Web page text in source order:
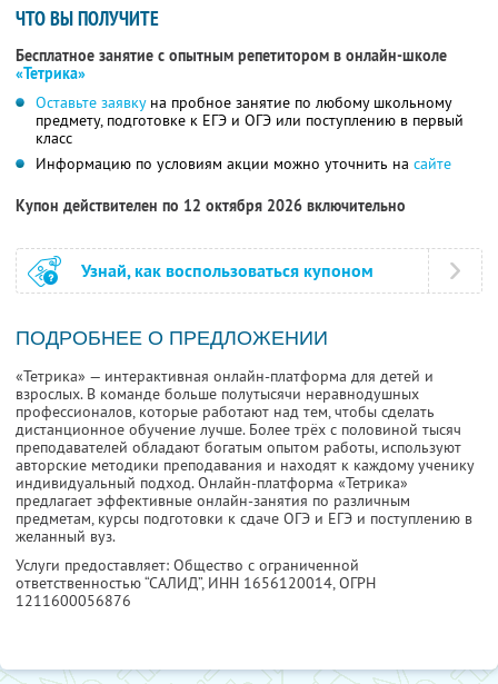
ЧТО ВЫ ПОЛУЧИТЕ
Бесплатное занятие с опытным репетитором в онлайн-школе
«Тетрика»
Оставьте заявкуна пробное занятие по любому школьному
предмету, подготовке к ЕГЭ и ОГЭ или поступлению в первый
класс
Информацию по условиям акции можно уточнить на сайте
Купон действителен по 12 октября 2026 включительно
Узнай, как воспользоваться купоном
ПОДРОБНЕЕ О ПРЕДЛОЖЕНИИ
«Тетрика» — интерактивная онлайн-платформа для детей и
взрослых. В команде больше полутысячи неравнодушных
профессионалов, которые работают над тем, чтобы сделать
дистанционное обучение лучше. Более трёх с половиной тысяч
преподавателей обладают богатым опытом работы, используют
авторские методики преподавания и находят к каждому ученику
индивидуальный подход. Онлайн-платформа «Тетрика»
предлагает эффективные онлайн-занятия по различным
предметам, курсы подготовки к сдаче ОГЭ и ЕГЭ и поступлению в
желанный вуз.
Услуги предоставляет: Общество с ограниченной
ответственностью “САЛИД”, ИНН 1656120014, ОГРН
1211600056876